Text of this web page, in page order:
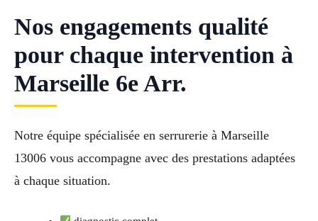
Nos engagements qualité
pour chaque intervention à
Marseille 6e Arr.
Notre équipe spécialisée en serrurerie à Marseille
13006 vous accompagne avec des prestations adaptées
à chaque situation.